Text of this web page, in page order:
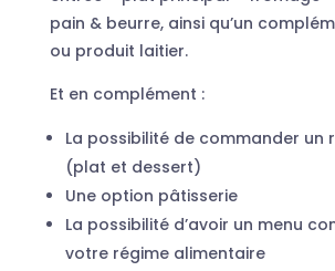
pain & beurre, ainsi qu’un
ou produit laitier.
Et en complément :
La possibilité de commander un
(plat et dessert)
Une option pâtisserie
La possibilité d’avoir un menu
votre régime alimentaire